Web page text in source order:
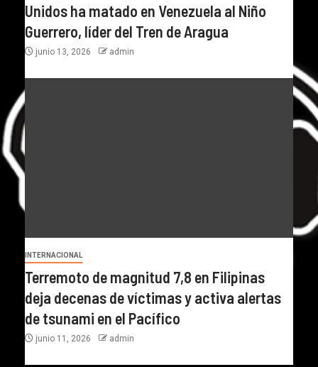
Unidos ha matado en Venezuela al Niño
Guerrero, líder del Tren de Aragua
junio 13, 2026 admin
INTERNACIONAL
Terremoto de magnitud 7,8 en Filipinas
deja decenas de víctimas y activa alertas
de tsunami en el Pacífico
junio 11, 2026 admin